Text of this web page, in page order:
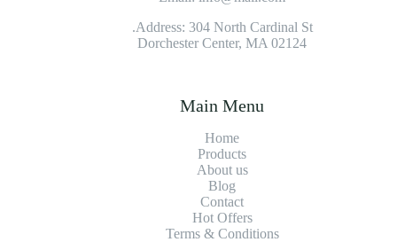
Address: 304 North Cardinal St.
Dorchester Center, MA 02124
Main Menu
Home
Products
About us
Blog
Contact
Hot Offers
Terms & Conditions